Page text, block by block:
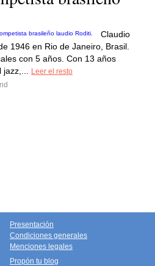
Claudio
1946 en Rio de Janeiro, Brasil.
con 5 años. Con 13 años
Leer el resto
Presentación
Condiciones generales
Menciones legales
Propón tu blog